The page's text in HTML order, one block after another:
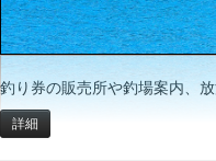
釣り券の販売所や釣場案内、
詳細